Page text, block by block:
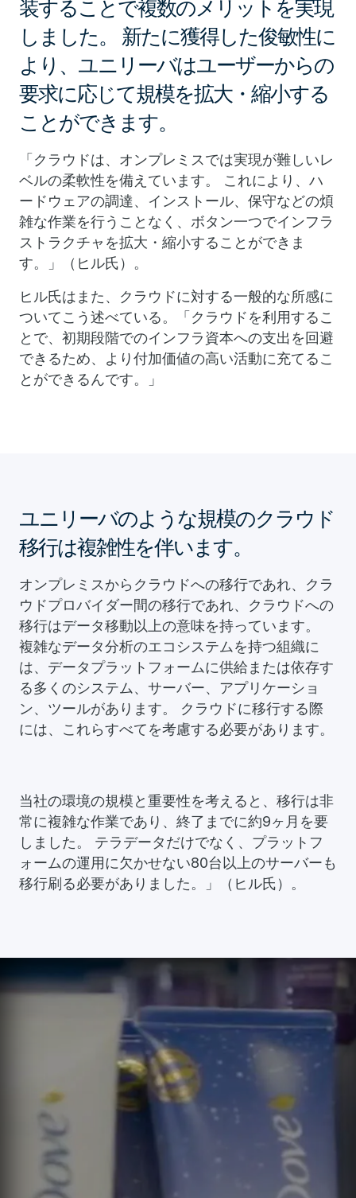
装することで複数のメリットを実現
しました。 新たに獲得した俊敏性に
より、ユニリーバはユーザーからの
要求に応じて規模を拡大・縮小する
ことができます。
「クラウドは、オンプレミスでは実現が難しいレ
ベルの柔軟性を備えています。 これにより、ハ
ードウェアの調達、インストール、保守などの煩
雑な作業を行うことなく、ボタン一つでインフラ
ストラクチャを拡大・縮小することができま
す。」（ヒル氏）。
ヒル氏はまた、クラウドに対する一般的な所感に
ついてこう述べている。「クラウドを利用するこ
とで、初期段階でのインフラ資本への支出を回避
できるため、より付加価値の高い活動に充てるこ
とができるんです。」
ユニリーバのような規模のクラウド
移行は複雑性を伴います。
オンプレミスからクラウドへの移行であれ、クラ
ウドプロバイダー間の移行であれ、クラウドへの
移行はデータ移動以上の意味を持っています。
複雑なデータ分析のエコシステムを持つ組織に
は、データプラットフォームに供給または依存す
る多くのシステム、サーバー、アプリケーショ
ン、ツールがあります。 クラウドに移行する際
には、これらすべてを考慮する必要があります。
当社の環境の規模と重要性を考えると、移行は非
常に複雑な作業であり、終了までに約9ヶ月を要
しました。 テラデータだけでなく、プラットフ
ォームの運用に欠かせない80台以上のサーバーも
移行刷る必要がありました。」（ヒル氏）。